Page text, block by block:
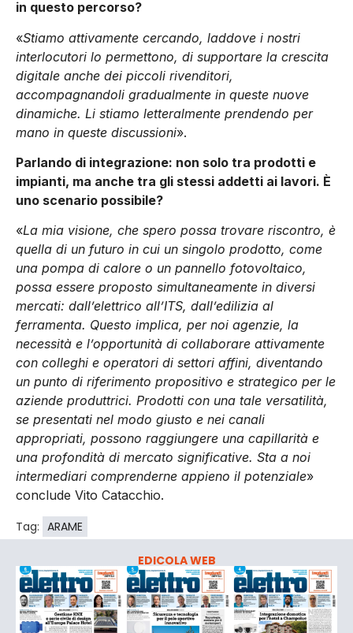
in questo percorso?
«Stiamo attivamente cercando, laddove i nostri
interlocutori lo permettono, di supportare la crescita
digitale anche dei piccoli rivenditori,
accompagnandoli gradualmente in queste nuove
dinamiche. Li stiamo letteralmente prendendo per
mano in queste discussioni».
Parlando di integrazione: non solo tra prodotti e
impianti, ma anche tra gli stessi addetti ai lavori. È
uno scenario possibile?
«La mia visione, che spero possa trovare riscontro, è
quella di un futuro in cui un singolo prodotto, come
una pompa di calore o un pannello fotovoltaico,
possa essere proposto simultaneamente in diversi
mercati: dall’elettrico all’ITS, dall’edilizia al
ferramenta. Questo implica, per noi agenzie, la
necessità e l’opportunità di collaborare attivamente
con colleghi e operatori di settori affini, diventando
un punto di riferimento propositivo e strategico per le
aziende produttrici. Prodotti con una tale versatilità,
se presentati nel modo giusto e nei canali
appropriati, possono raggiungere una capillarità e
una profondità di mercato significative. Sta a noi
intermediari comprenderne appieno il potenziale»
conclude Vito Catacchio.
Tag: ARAME
EDICOLA WEB